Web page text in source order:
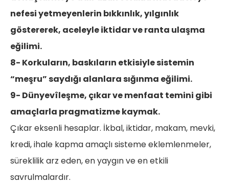
nefesi yetmeyenlerin bıkkınlık, yılgınlık
göstererek, aceleyle iktidar ve ranta ulaşma
eğilimi.
8- Korkuların, baskıların etkisiyle sistemin
“meşru” saydığı alanlara sığınma eğilimi.
9- Dünyevîleşme, çıkar ve menfaat temini gibi
amaçlarla pragmatizme kaymak.
Çıkar eksenli hesaplar. İkbal, iktidar, makam, mevki,
kredi, ihale kapma amaçlı sisteme eklemlenmeler,
süreklilik arz eden, en yaygın ve en etkili
savrulmalardır.